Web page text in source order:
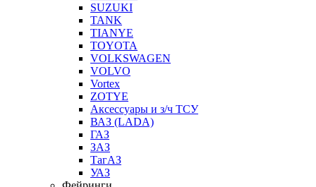
SUZUKI
TANK
TIANYE
TOYOTA
VOLKSWAGEN
VOLVO
Vortex
ZOTYE
Аксессуары и з/ч ТСУ
ВАЗ (LADA)
ГАЗ
ЗАЗ
ТагАЗ
УАЗ